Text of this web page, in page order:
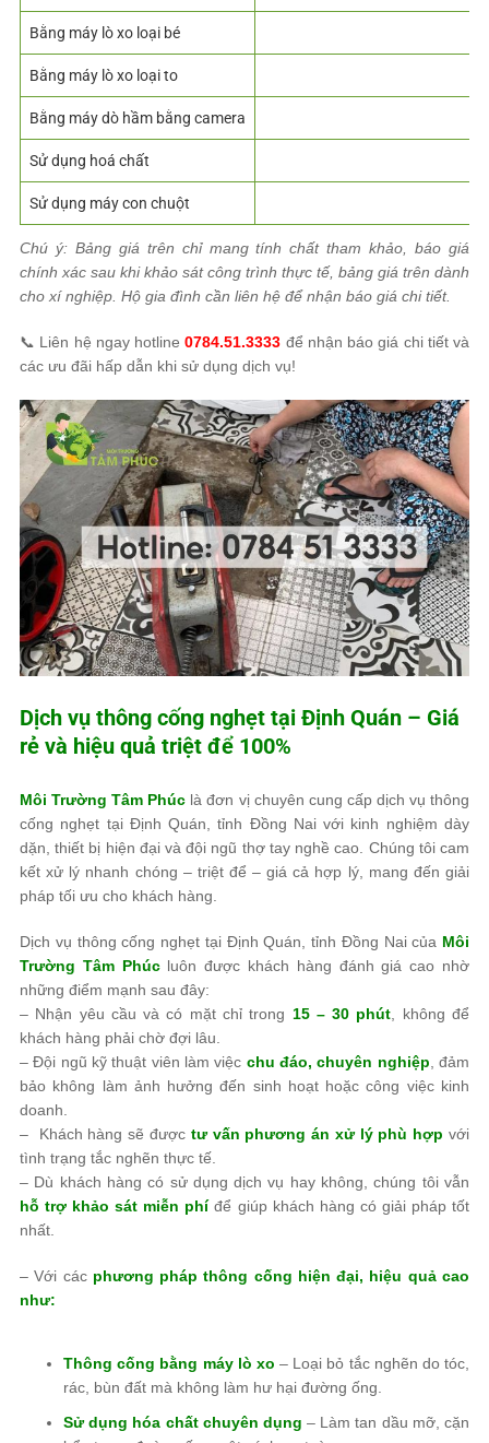
Bằng máy lò xo loại bé
Bằng máy lò xo loại to
Bằng máy dò hầm bằng camera
Sử dụng hoá chất
Sử dụng máy con chuột
Chú ý: Bảng giá trên chỉ mang tính chất tham khảo, báo giá
chính xác sau khi khảo sát công trình thực tế, bảng giá trên dành
cho xí nghiệp. Hộ gia đình cần liên hệ để nhận báo giá chi tiết.
📞 Liên hệ ngay hotline0784.51.3333 để nhận báo giá chi tiết và
các ưu đãi hấp dẫn khi sử dụng dịch vụ!
Dịch vụ thông cống nghẹt tại Định Quán – Giá
rẻ và hiệu quả triệt để 100%
Môi Trường Tâm Phúc là đơn vị chuyên cung cấp dịch vụ thông
cống nghẹt tại Định Quán, tỉnh Đồng Naivới kinh nghiệm dày
dặn, thiết bị hiện đại và đội ngũ thợ tay nghề cao . Chúng tôi cam
kếtxử lý nhanh chóng – triệt để – giá cả hợp lý, mang đến giải
pháp tối ưu cho khách hàng.
Dịch vụ thông cống nghẹt tại Định Quán, tỉnh Đồng Nai của Môi
Trường Tâm Phúcluôn được khách hàng đánh giá cao nhờ
những điểm mạnh sau đây:
– Nhận yêu cầu và có mặt chỉ trong 15 – 30 phút , không để
khách hàng phải chờ đợi lâu.
– Đội ngũ kỹ thuật viên làm việc chu đáo, chuyên nghiệp , đảm
bảo không làm ảnh hưởng đến sinh hoạt hoặc công việc kinh
doanh.
– Khách hàng sẽ được tư vấn phương án xử lý phù hợp với
tình trạng tắc nghẽn thực tế.
– Dù khách hàng có sử dụng dịch vụ hay không, chúng tôi vẫn
hỗ trợ khảo sát miễn phíđể giúp khách hàng có giải pháp tốt
nhất.
– Với các phương pháp thông cống hiện đại, hiệu quả cao
như:
Thông cống bằng máy lò xo – Loại bỏ tắc nghẽn do tóc,
rác, bùn đất mà không làm hư hại đường ống.
Sử dụng hóa chất chuyên dụng – Làm tan dầu mỡ, cặn